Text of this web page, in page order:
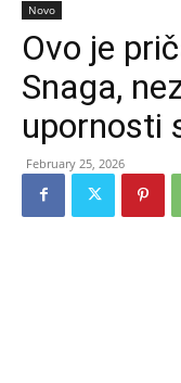
Novo
Ovo je
Snaga,
upornosti
February 25, 2026